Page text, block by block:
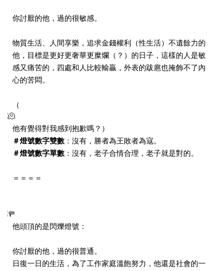
你討厭的他，過的很敏感。
物質生活、人間享樂，追求金錢權利（性生活）不遺餘力的
他，目標是更好更奢華更糜爛（？）的日子，這樣的人是敏
感又痛苦的，四處和人比較輸贏，外表的跋扈也掩飾不了內
心的苦悶。
（
他有覺得對我感到抱歉嗎？）
＃燈號數字雙數 ：沒有，勝者為王敗者為寇。
＃燈號數字單數 ：沒有，老子合情合理，老子就是對的。
＝＝＝＝
他頭頂的是閃爍燈號：
你討厭的他，過的很普通。
日復一日的生活，為了工作家庭溫飽努力，他還是社會的一